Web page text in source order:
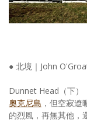
● 北境｜John
Dunnet Head（下）
奧克尼島 ，但空寂
的烈風，再無其他，